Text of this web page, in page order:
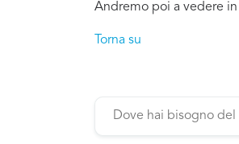
Andremo poi a vedere
Torna su